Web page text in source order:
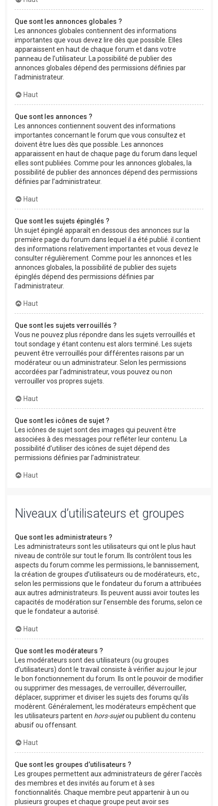
Que sont les annonces globales ?
Les annonces globales contiennent des informations
importantes que vous devez lire dès que possible. Elles
apparaissent en haut de chaque forum et dans votre
panneau de l’utilisateur. La possibilité de publier des
annonces globales dépend des permissions définies par
l’administrateur.
Haut
Que sont les annonces ?
Les annonces contiennent souvent des informations
importantes concernant le forum que vous consultez et
doivent être lues dès que possible. Les annonces
apparaissent en haut de chaque page du forum dans lequel
elles sont publiées. Comme pour les annonces globales, la
possibilité de publier des annonces dépend des permissions
définies par l’administrateur.
Haut
Que sont les sujets épinglés ?
Un sujet épinglé apparaît en dessous des annonces sur la
première page du forum dans lequel il a été publié. il contient
des informations relativement importantes et vous devez le
consulter régulièrement. Comme pour les annonces et les
annonces globales, la possibilité de publier des sujets
épinglés dépend des permissions définies par
l’administrateur.
Haut
Que sont les sujets verrouillés ?
Vous ne pouvez plus répondre dans les sujets verrouillés et
tout sondage y étant contenu est alors terminé. Les sujets
peuvent être verrouillés pour différentes raisons par un
modérateur ou un administrateur. Selon les permissions
accordées par l’administrateur, vous pouvez ou non
verrouiller vos propres sujets.
Haut
Que sont les icônes de sujet ?
Les icônes de sujet sont des images qui peuvent être
associées à des messages pour refléter leur contenu. La
possibilité d’utiliser des icônes de sujet dépend des
permissions définies par l’administrateur.
Haut
Niveaux d’utilisateurs et groupes
Que sont les administrateurs ?
Les administrateurs sont les utilisateurs qui ont le plus haut
niveau de contrôle sur tout le forum. Ils contrôlent tous les
aspects du forum comme les permissions, le bannissement,
la création de groupes d’utilisateurs ou de modérateurs, etc.,
selon les permissions que le fondateur du forum a attribuées
aux autres administrateurs. Ils peuvent aussi avoir toutes les
capacités de modération sur l’ensemble des forums, selon ce
que le fondateur a autorisé.
Haut
Que sont les modérateurs ?
Les modérateurs sont des utilisateurs (ou groupes
d’utilisateurs) dont le travail consiste à vérifier au jour le jour
le bon fonctionnement du forum. Ils ont le pouvoir de modifier
ou supprimer des messages, de verrouiller, déverrouiller,
déplacer, supprimer et diviser les sujets des forums qu’ils
modèrent. Généralement, les modérateurs empêchent que
les utilisateurs partent en hors-sujetou publient du contenu
abusif ou offensant.
Haut
Que sont les groupes d’utilisateurs ?
Les groupes permettent aux administrateurs de gérer l’accès
des membres et des invités au forum et à ses
fonctionnalités. Chaque membre peut appartenir à un ou
plusieurs groupes et chaque groupe peut avoir ses